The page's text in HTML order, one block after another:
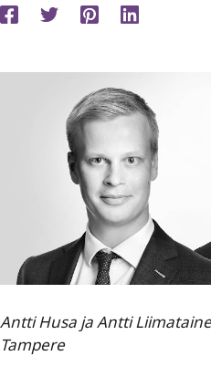
Antti Husa ja Antti
Tampere